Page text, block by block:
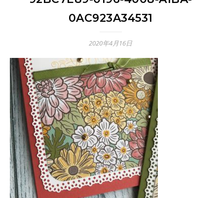
0AC923A34531
2020年4月16日